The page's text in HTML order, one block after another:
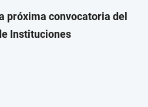
próxima convocatoria del
Instituciones